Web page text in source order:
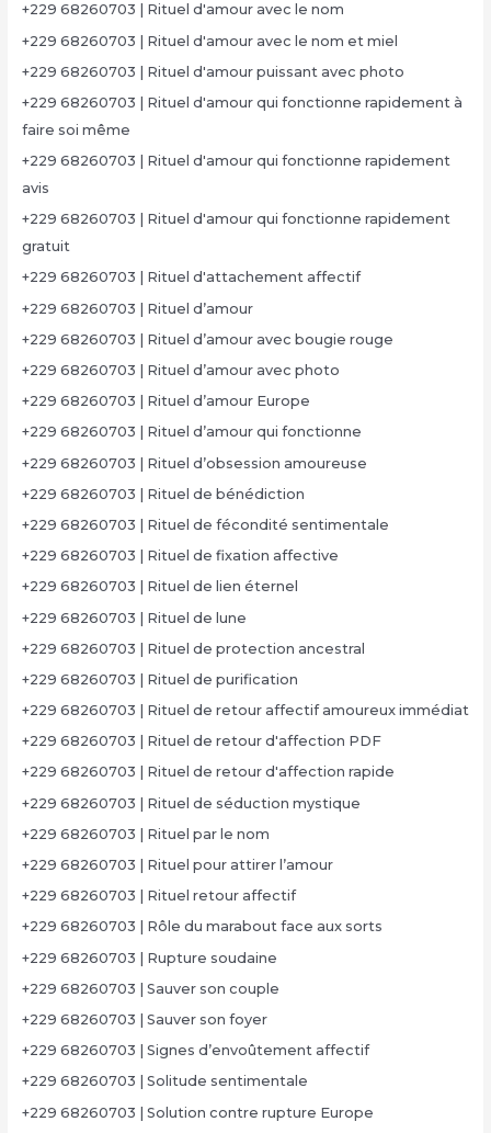
+229 68260703 | Rituel d'amour avec le nom
+229 68260703 | Rituel d'amour avec le nom et miel
+229 68260703 | Rituel d'amour puissant avec photo
+229 68260703 | Rituel d'amour qui fonctionne rapidement à
faire soi même
+229 68260703 | Rituel d'amour qui fonctionne rapidement
avis
+229 68260703 | Rituel d'amour qui fonctionne rapidement
gratuit
+229 68260703 | Rituel d'attachement affectif
+229 68260703 | Rituel d’amour
+229 68260703 | Rituel d’amour avec bougie rouge
+229 68260703 | Rituel d’amour avec photo
+229 68260703 | Rituel d’amour Europe
+229 68260703 | Rituel d’amour qui fonctionne
+229 68260703 | Rituel d’obsession amoureuse
+229 68260703 | Rituel de bénédiction
+229 68260703 | Rituel de fécondité sentimentale
+229 68260703 | Rituel de fixation affective
+229 68260703 | Rituel de lien éternel
+229 68260703 | Rituel de lune
+229 68260703 | Rituel de protection ancestral
+229 68260703 | Rituel de purification
+229 68260703 | Rituel de retour affectif amoureux immédiat
+229 68260703 | Rituel de retour d'affection PDF
+229 68260703 | Rituel de retour d'affection rapide
+229 68260703 | Rituel de séduction mystique
+229 68260703 | Rituel par le nom
+229 68260703 | Rituel pour attirer l’amour
+229 68260703 | Rituel retour affectif
+229 68260703 | Rôle du marabout face aux sorts
+229 68260703 | Rupture soudaine
+229 68260703 | Sauver son couple
+229 68260703 | Sauver son foyer
+229 68260703 | Signes d’envoûtement affectif
+229 68260703 | Solitude sentimentale
+229 68260703 | Solution contre rupture Europe